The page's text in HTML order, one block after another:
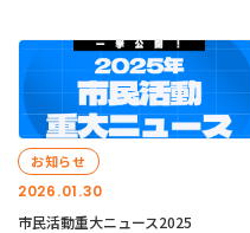
2026.01.30
お知らせ
市民活動重大ニュース2025